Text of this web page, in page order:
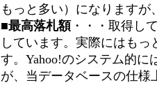
もっと多い）になります
■最高落札額 ・・・取得し
しています。実際にはも
す。Yahoo!のシステム的に
が、当データベースの仕様